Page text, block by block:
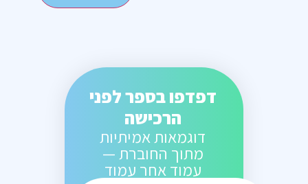
דפדפו בספר לפני
הרכישה
דוגמאות אמיתיות
מתוך החוברת —
עמוד אחר עמוד